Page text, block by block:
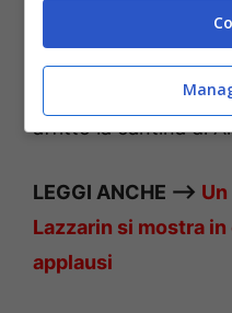
affitto la cantina di
LEGGI ANCHE –>
Lazzarin si mostra
applausi